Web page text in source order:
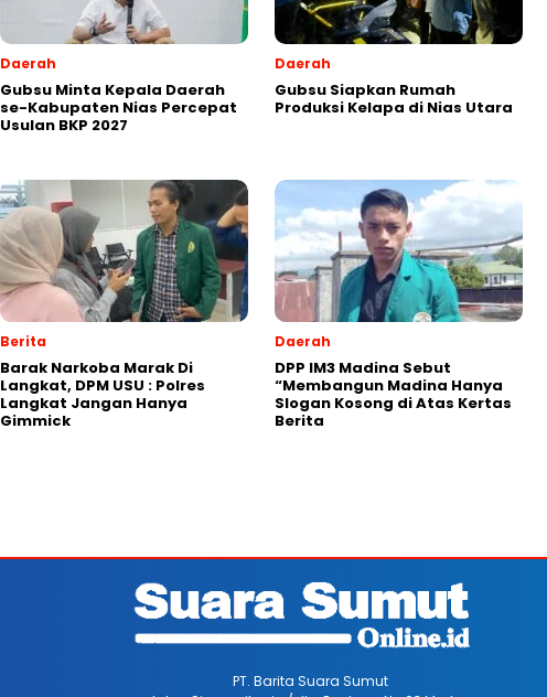
Daerah
Gubsu Minta Kepala Daerah
se-Kabupaten Nias Percepat
Usulan BKP 2027
Daerah
Gubsu Siapkan Rumah
Produksi Kelapa di Nias Utara
Berita
Barak Narkoba Marak Di
Langkat, DPM USU : Polres
Langkat Jangan Hanya
Gimmick
Daerah
DPP IM3 Madina Sebut
“Membangun Madina Hanya
Slogan Kosong di Atas Kertas
Berita
PT. Barita Suara Sumut